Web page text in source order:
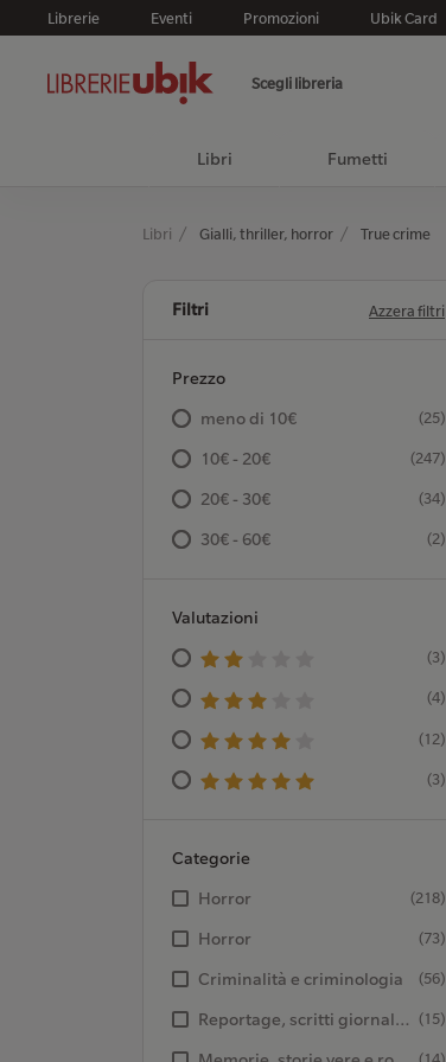
Librerie Eventi Promozioni Ubik Card
Scegli libreria
Libri Fumetti
Libri Gialli, thriller, horror True crime
Filtri Azzera filtri
Prezzo
meno di 10€
(25)
10€ - 20€ (247)
20€ - 30€ (34)
30€ - 60€ (2)
Valutazioni
(3)
(4)
(12)
(3)
Categorie
Horror
(218)
Horror (73)
Criminalità e criminologia (56)
Reportage, scritti giornalistici e raccolte di articoli (15)